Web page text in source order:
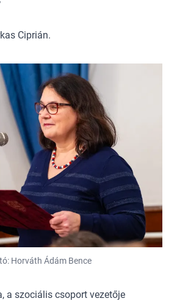
Ciprián.
Horváth Ádám Bence
a szociális csoport vezetője